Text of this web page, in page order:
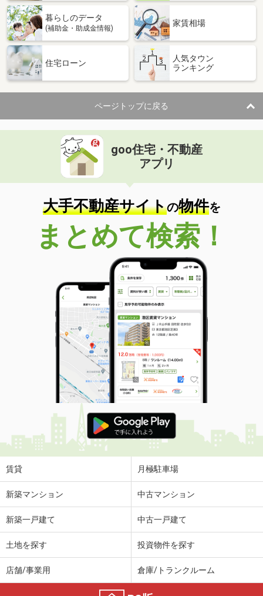
暮らしのデータ
(補助金・助成金情報)
家賃相場
住宅ローン
人気タウン
ランキング
ページトップに戻る
goo住宅・不動産
アプリ
大手不動産サイトの物件を
まとめて検索！
賃貸 月極駐車場
新築マンション 中古マンション
新築一戸建て 中古一戸建て
土地を探す 投資物件を探す
店舗/事業用 倉庫/トランクルーム